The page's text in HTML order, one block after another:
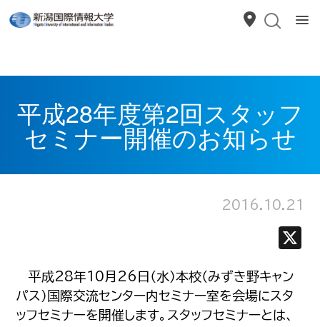
平成28年度第2回スタッフ
セミナー開催のお知らせ
2016.10.21
平成28年10月26日（水）本校（みずき野キャン
パス）国際交流センター内セミナー室を会場にスタ
ッフセミナーを開催します。スタッフセミナーとは、